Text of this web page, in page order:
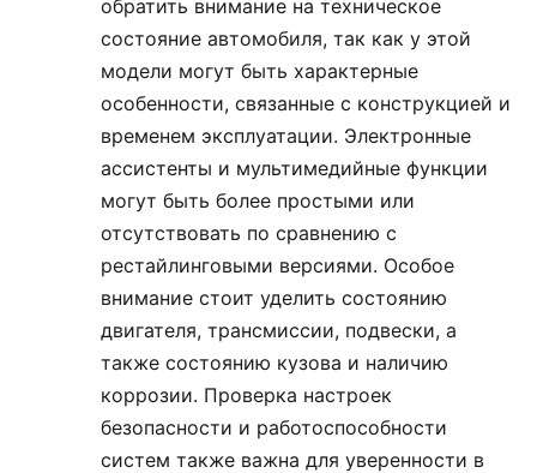
обратить внимание на техническое
состояние автомобиля, так как у этой
модели могут быть характерные
особенности, связанные с конструкцией и
временем эксплуатации. Электронные
ассистенты и мультимедийные функции
могут быть более простыми или
отсутствовать по сравнению с
рестайлинговыми версиями. Особое
внимание стоит уделить состоянию
двигателя, трансмиссии, подвески, а
также состоянию кузова и наличию
коррозии. Проверка настроек
безопасности и работоспособности
систем также важна для уверенности в